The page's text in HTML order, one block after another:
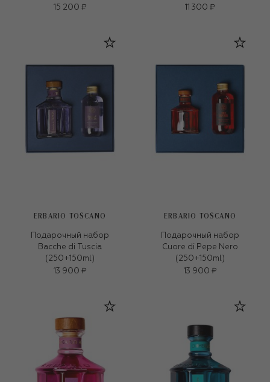
15 200 ₽
11 300 ₽
ERBARIO TOSCANO
Подарочный набор
Bacche di Tuscia
(250+150ml)
13 900 ₽
ERBARIO TOSCANO
Подарочный набор
Cuore di Pepe Nero
(250+150ml)
13 900 ₽